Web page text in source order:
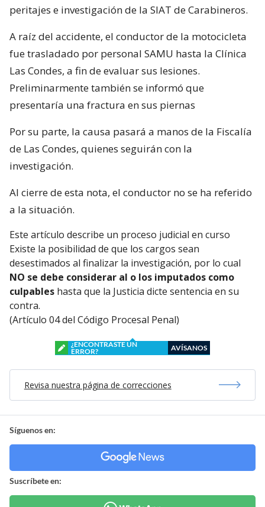
peritajes e investigación de la SIAT de Carabineros.
A raíz del accidente, el conductor de la motocicleta
fue trasladado por personal SAMU hasta la Clínica
Las Condes, a fin de evaluar sus lesiones.
Preliminarmente también se informó que
presentaría una fractura en sus piernas
Por su parte, la causa pasará a manos de la Fiscalía
de Las Condes, quienes seguirán con la
investigación.
Al cierre de esta nota, el conductor no se ha referido
a la situación.
Este artículo describe un proceso judicial en curso
Existe la posibilidad de que los cargos sean
desestimados al finalizar la investigación, por lo cual
NO se debe considerar al o los imputados como
culpables hasta que la Justicia dicte sentencia en su
contra.
(Artículo 04 del Código Procesal Penal)
¿ENCONTRASTE UN
ERROR?
AVÍSANOS
Revisa nuestra página de correcciones
Síguenos en:
Suscríbete en: